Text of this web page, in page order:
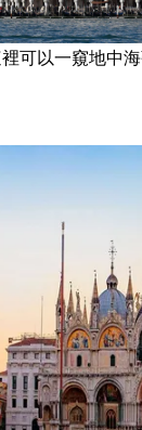
可以一窺地中